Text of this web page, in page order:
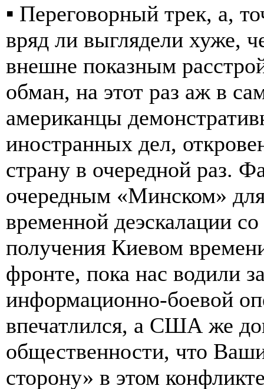
▪️ Переговорный трек, а,
вряд ли выглядели хуже,
внешне показным
обман, на этот раз аж в
американцы
иностранных дел,
страну в очередной раз.
очередным «Минском»
временной деэскалации
получения Киевом
фронте, пока нас водили
информационно-боевой
впечатлился, а США же
общественности, что
сторону» в этом